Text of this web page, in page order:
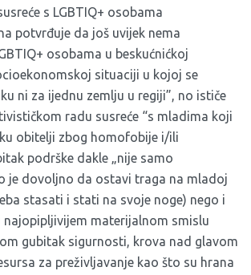
s LGBTIQ+ osobama
potvrđuje da još uvijek nema
osobama u beskućnićkoj
situaciji u kojoj se
ni za ijednu zemlju u regiji”, no ističe
radu susreće “s mladima koji
obitelji zbog homofobije i/ili
podrške dakle „nije samo
je dovoljno da ostavi traga na mladoj
stasati i stati na svoje noge) nego i
najopipljivijem materijalnom smislu
gubitak sigurnosti, krova nad glavom
za preživljavanje kao što su hrana